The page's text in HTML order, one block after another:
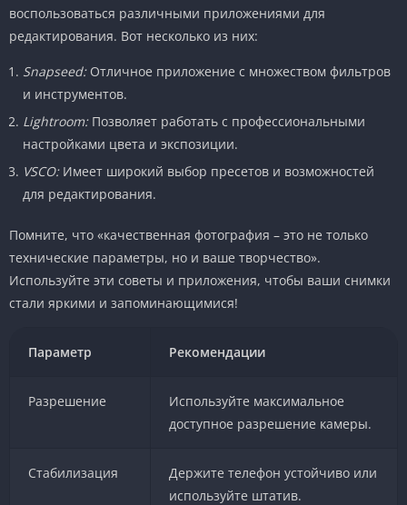
воспользоваться различными приложениями для
редактирования. Вот несколько из них:
Snapseed:Отличное приложение с множеством фильтров
и инструментов.
Lightroom:Позволяет работать с профессиональными
настройками цвета и экспозиции.
VSCO:Имеет широкий выбор пресетов и возможностей
для редактирования.
Помните, что «качественная фотография – это не только
технические параметры, но и ваше творчество».
Используйте эти советы и приложения, чтобы ваши снимки
стали яркими и запоминающимися!
Параметр Рекомендации
Разрешение
Используйте максимальное
доступное разрешение камеры.
Стабилизация
Держите телефон устойчиво или
используйте штатив.